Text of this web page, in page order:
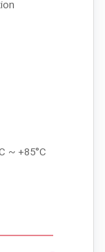
~ +85°C